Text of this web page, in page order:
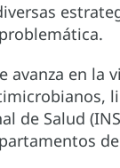
avanza en
de Salud